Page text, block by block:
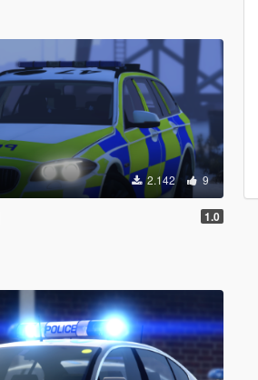
2.142 9
1.0